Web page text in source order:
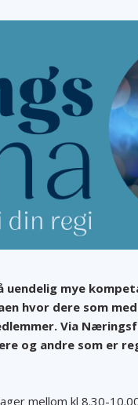
mye
hvor dere som
Via
og andre som er
mellom kl 8.30-